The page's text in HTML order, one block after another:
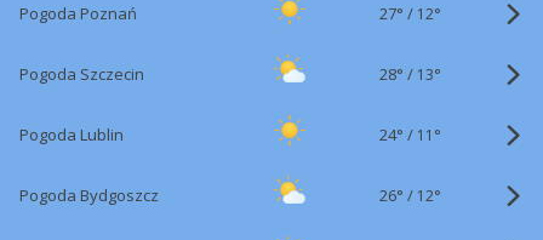
Pogoda Poznań 27° / 12°
Pogoda Szczecin 28° / 13°
Pogoda Lublin 24° / 11°
Pogoda Bydgoszcz 26° / 12°